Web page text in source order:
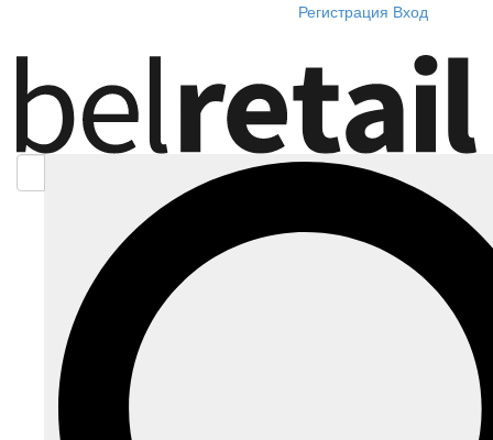
Регистрация Вход